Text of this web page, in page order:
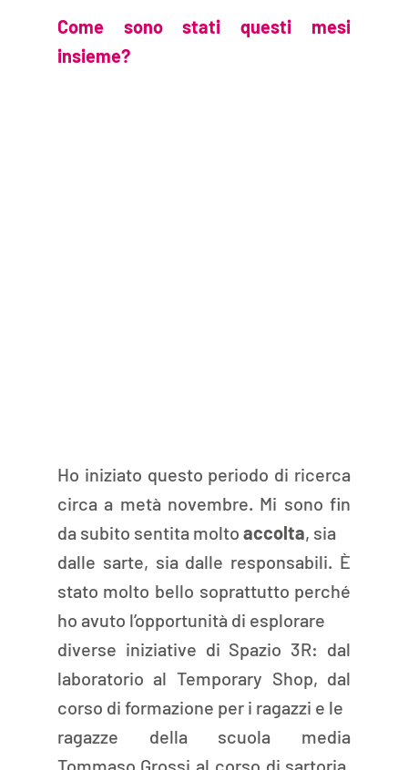
Come sono stati questi mesi
insieme?
Ho iniziato questo periodo di ricerca
circa a metà novembre. Mi sono fin
da subito sentita molto accolta, sia
dalle sarte, sia dalle responsabili. È
stato molto bello soprattutto perché
ho avuto l’opportunità di esplorare
diverse iniziative di Spazio 3R: dal
laboratorio al Temporary Shop, dal
corso di formazione per i ragazzi e le
ragazze della scuola media